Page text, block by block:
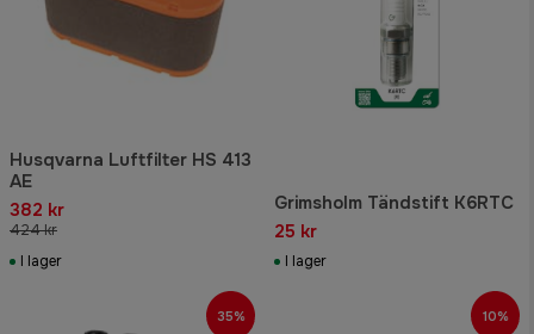
Husqvarna Luftfilter HS 413
AE
382 kr
424 kr
I lager
Grimsholm Tändstift K6RTC
25 kr
I lager
35% 10%